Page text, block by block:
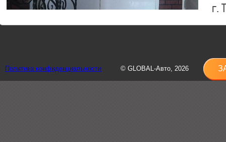
г.
8
Политика конфиденциальности © GLOBAL-Авто, 2026